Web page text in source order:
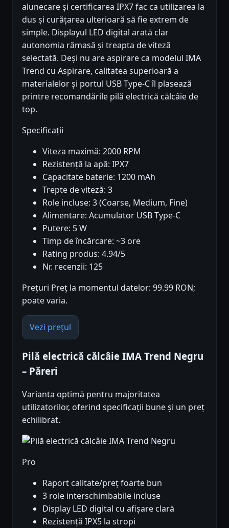
alunecare și certificarea IPX7 fac ca utilizarea la
dus și curățarea ulterioară să fie extrem de
simple. Displayul LED digital arată clar
autonomia rămasă și treapta de viteză
selectată. Deși nu are aspirare ca modelul IMA
Trend cu Aspirare, calitatea superioară a
materialelor și portul USB Type-C îl plasează
printre recomandările pilă electrică călcâie de
top.
Specificații
Viteza maximă: 2000 RPM
Rezistență la apă: IPX7
Capacitate baterie: 1200 mAh
Trepte de viteză: 3
Role incluse: 3 (Coarse, Medium, Fine)
Alimentare: Acumulator USB Type-C
Putere: 5 W
Timp de încărcare: ~3 ore
Rating produs: 4.94/5
Nr. recenzii: 125
Prețuri Preț la momentul datelor: 99.99 RON;
poate varia.
Vezi prețul
Pilă electrică călcâie IMA Trend Negru
– Păreri
Varianta optimă pentru majoritatea
utilizatorilor, oferind specificații bune și un preț
echilibrat.
Pro
Raport calitate/preț foarte bun
3 role interschimbabile incluse
Display LED digital cu afișare clară
Rezistență IPX5 la stropi